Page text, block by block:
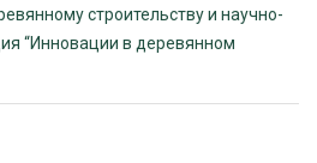
строительству и научно-
“Инновации в деревянном